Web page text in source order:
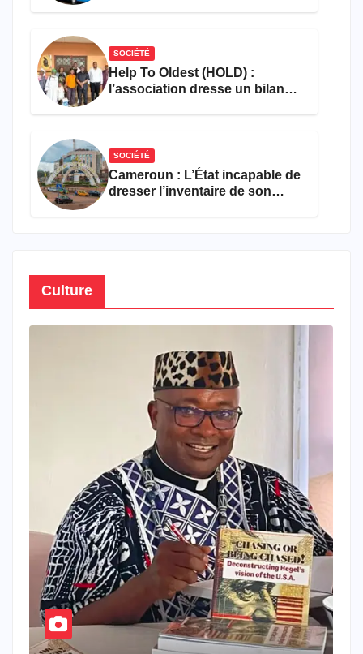
SOCIÉTÉ
Help To Oldest (HOLD) :
l’association dresse un bilan
SOCIÉTÉ
Cameroun : L’État incapable de
dresser l’inventaire de son
Culture